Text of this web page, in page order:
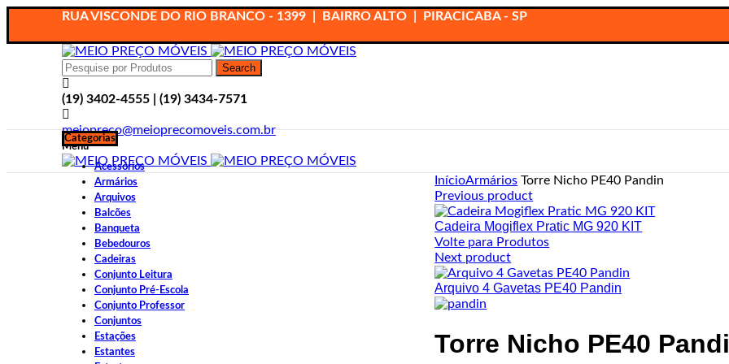
RUA VISCONDE DO RIO BRANCO - 1399 | BAIRRO ALTO | PIRACICABA - SP
Search
(19) 3402-4555 | (19) 3434-7571
meiopreco@meioprecomoveis.com.br
Menu
Categorias
Acessórios
Armários
Arquivos
Balcões
Banqueta
Bebedouros
Cadeiras
Conjunto Leitura
Conjunto Pré-Escola
Conjunto Professor
Conjuntos
Estações
Estantes
Ampliar
InícioArmários Torre Nicho PE40 Pandin
Previous product
Cadeira Mogiflex Pratic MG 920 KIT
Volte para Produtos
Next product
Arquivo 4 Gavetas PE40 Pandin
Torre Nicho PE40